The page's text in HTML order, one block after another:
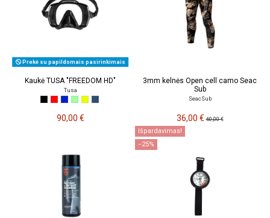
Prekė su papildomais pasirinkimais
Kaukė TUSA "FREEDOM HD"
Tusa
90,00 €
3mm kelnės Open cell camo Seac
Sub
SeacSub
36,00 €60,00 €
Išpardavimas!
−25%